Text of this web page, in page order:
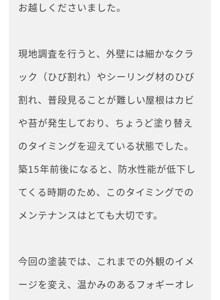
お越しくださいました。
現地調査を行うと、外壁には細かなクラ
ック（ひび割れ）やシーリング材のひび
割れ、普段見ることが難しい屋根はカビ
や苔が発生しており、ちょうど塗り替え
のタイミングを迎えている状態でした。
築15年前後になると、防水性能が低下し
てくる時期のため、このタイミングでの
メンテナンスはとても大切です。
今回の塗装では、これまでの外観のイメ
ージを変え、温かみのあるフォギーオレ